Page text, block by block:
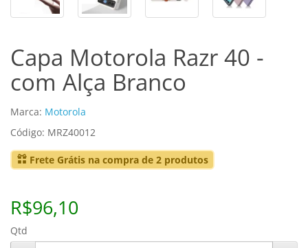
Capa Motorola Razr 40 -
com Alça Branco
Marca: Motorola
Código: MRZ40012
Frete Grátis na compra de 2 produtos
R$96,10
Qtd